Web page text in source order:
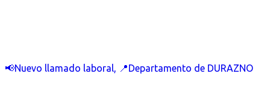
📢Nuevo llamado laboral, 📍Departamento de DURAZNO